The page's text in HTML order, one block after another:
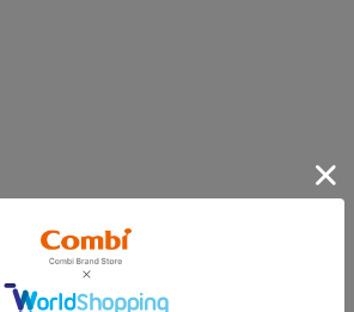
CATEGORY
カテゴリー